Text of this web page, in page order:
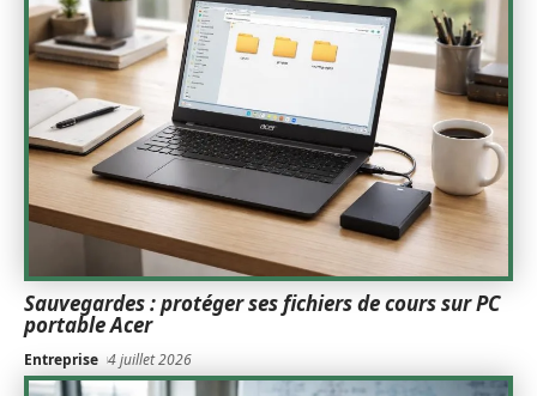
Sauvegardes : protéger ses fichiers de cours sur PC
portable Acer
Entreprise 4 juillet 2026